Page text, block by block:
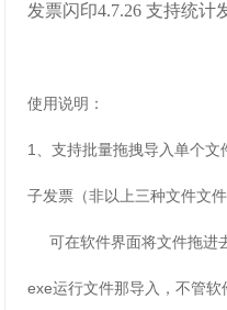
发票闪印4.7.26 支持统计
使用说明：
1、支持批量拖拽导入单个
子发票（非以上三种文件文件
可在软件界面将文件拖进
exe运行文件那导入，不管